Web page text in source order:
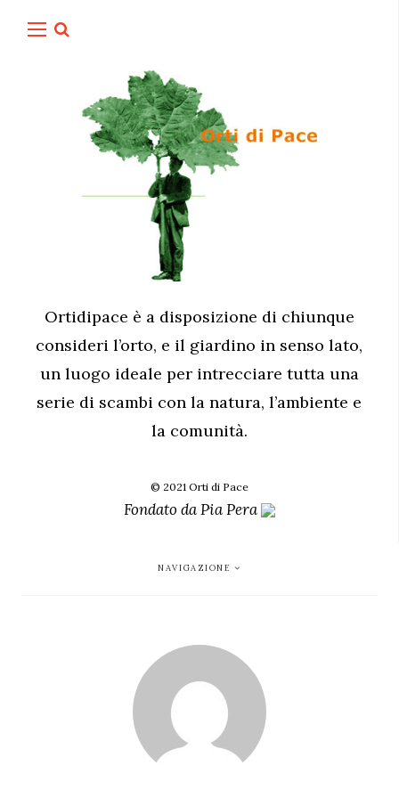
Ortidipace è a disposizione di chiunque
consideri l’orto, e il giardino in senso lato,
un luogo ideale per intrecciare tutta una
serie di scambi con la natura, l’ambiente e
la comunità.
© 2021 Orti di Pace
Fondato daPia Pera
NAVIGAZIONE